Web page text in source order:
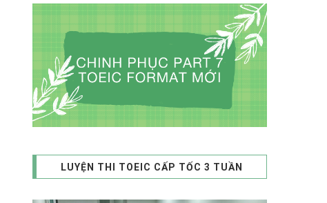
LUYỆN THI TOEIC CẤP TỐC 3 TUẦN